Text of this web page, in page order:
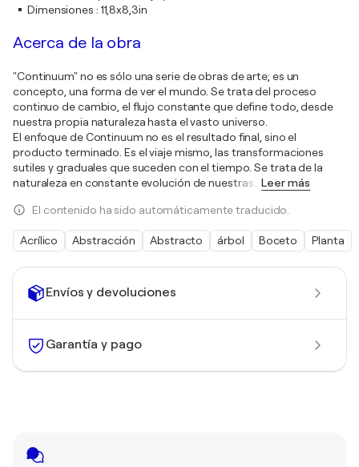
Envíos y devoluciones
Garantía y pago
Dimensiones : 11,8x8,3in
Acerca de la obra
"Continuum" no es sólo una serie de obras de arte; es un
concepto, una forma de ver el mundo. Se trata del proceso
continuo de cambio, el flujo constante que define todo, desde
nuestra propia naturaleza hasta el vasto universo.
El enfoque de Continuum no es el resultado final, sino el
producto terminado. Es el viaje mismo, las transformaciones
sutiles y graduales que suceden con el tiempo. Se trata de la
naturaleza en constante evolución de nuestras
Leer más
El contenido ha sido automáticamente traducido.
Acrílico Abstracción Abstracto árbol Boceto Planta